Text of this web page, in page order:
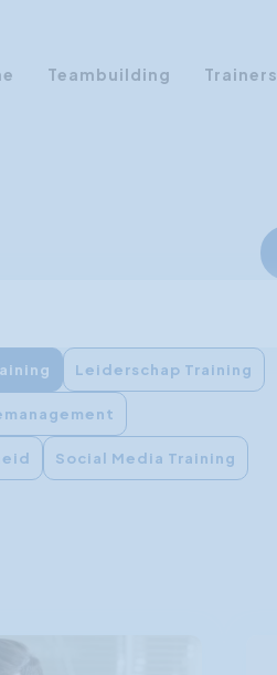
Teambuilding Trainers
Leiderschap Training
Social Media Training